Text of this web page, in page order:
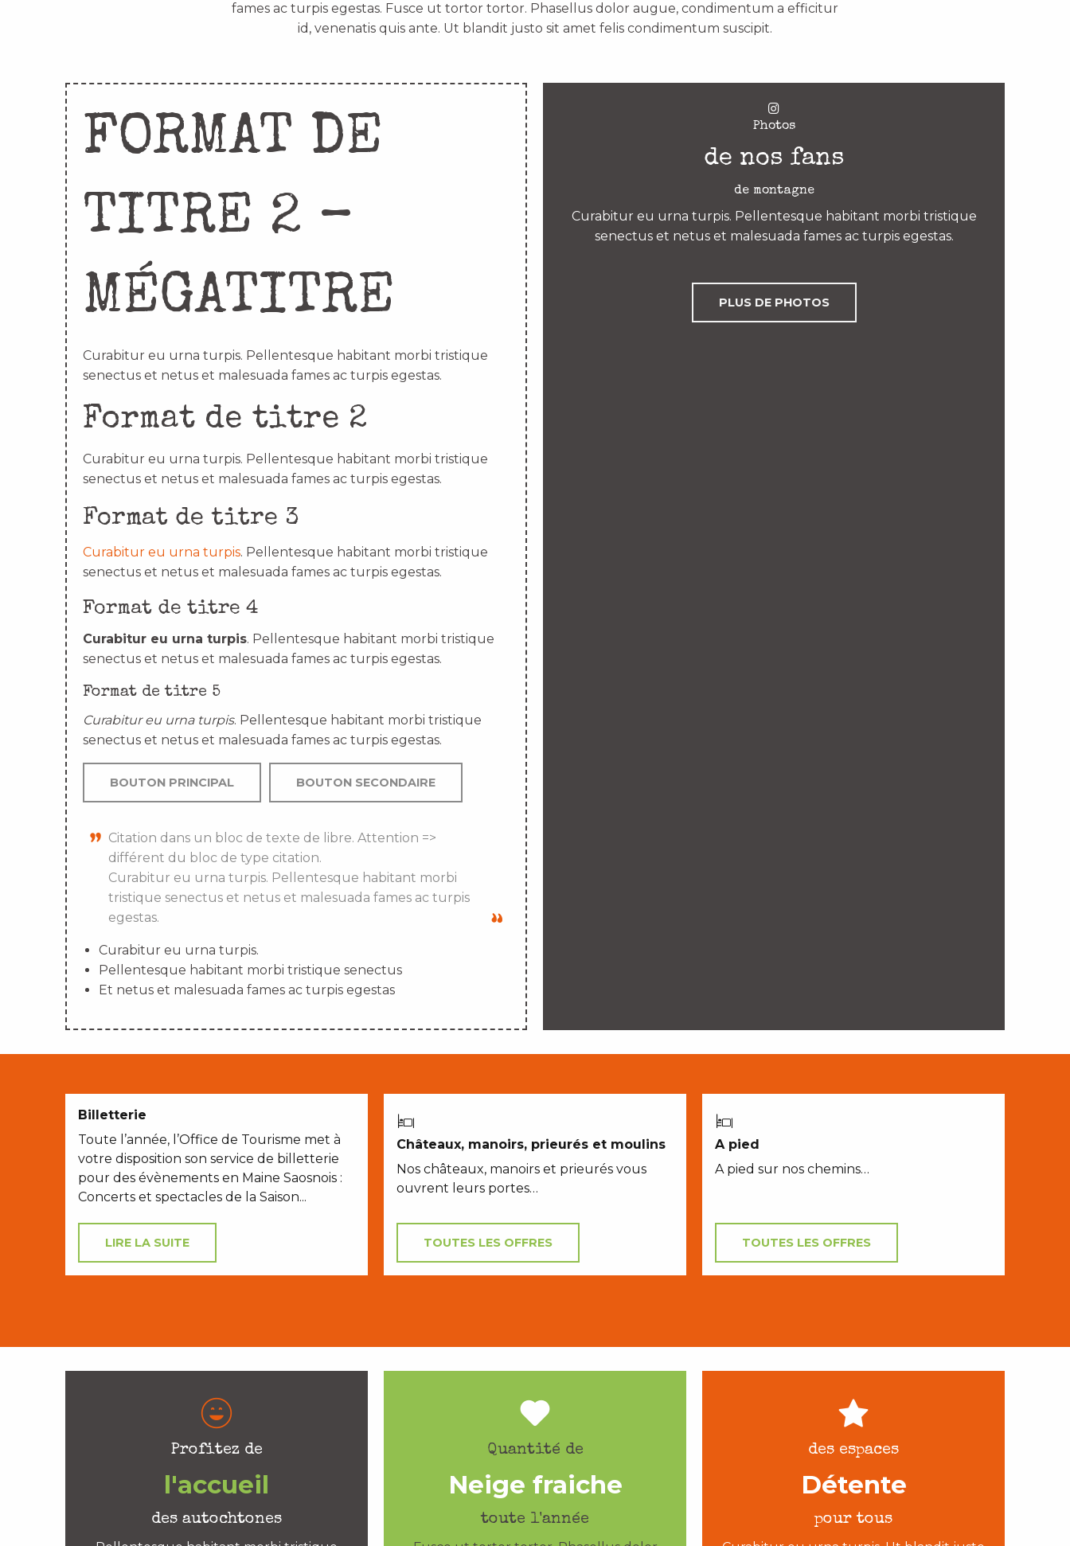
fames ac turpis egestas. Fusce ut tortor tortor. Phasellus dolor augue, condimentum a efficitur
id, venenatis quis ante. Ut blandit justo sit amet felis condimentum suscipit.
FORMAT DE
TITRE 2 –
MÉGATITRE
Curabitur eu urna turpis. Pellentesque habitant morbi tristique
senectus et netus et malesuada fames ac turpis egestas.
Format de titre 2
Curabitur eu urna turpis. Pellentesque habitant morbi tristique
senectus et netus et malesuada fames ac turpis egestas.
Format de titre 3
Curabitur eu urna turpis. Pellentesque habitant morbi tristique
senectus et netus et malesuada fames ac turpis egestas.
Format de titre 4
Curabitur eu urna turpis. Pellentesque habitant morbi tristique
senectus et netus et malesuada fames ac turpis egestas.
Format de titre 5
Curabitur eu urna turpis. Pellentesque habitant morbi tristique
senectus et netus et malesuada fames ac turpis egestas.
BOUTON PRINCIPAL BOUTON SECONDAIRE
Citation dans un bloc de texte de libre. Attention =>
différent du bloc de type citation.
Curabitur eu urna turpis. Pellentesque habitant morbi
tristique senectus et netus et malesuada fames ac turpis
egestas.
Curabitur eu urna turpis.
Pellentesque habitant morbi tristique senectus
Et netus et malesuada fames ac turpis egestas
Photos
de nos fans
de montagne
Curabitur eu urna turpis. Pellentesque habitant morbi tristique
senectus et netus et malesuada fames ac turpis egestas.
PLUS DE PHOTOS
Billetterie
Toute l’année, l’Office de Tourisme met à
votre disposition son service de billetterie
pour des évènements en Maine Saosnois :
Concerts et spectacles de la Saison...
LIRE LA SUITE
Châteaux, manoirs, prieurés et moulins
Nos châteaux, manoirs et prieurés vous
ouvrent leurs portes…
TOUTES LES OFFRES
A pied
A pied sur nos chemins…
TOUTES LES OFFRES
Profitez de
l'accueil
des autochtones
Quantité de
Neige fraiche
toute l'année
des espaces
Détente
pour tous